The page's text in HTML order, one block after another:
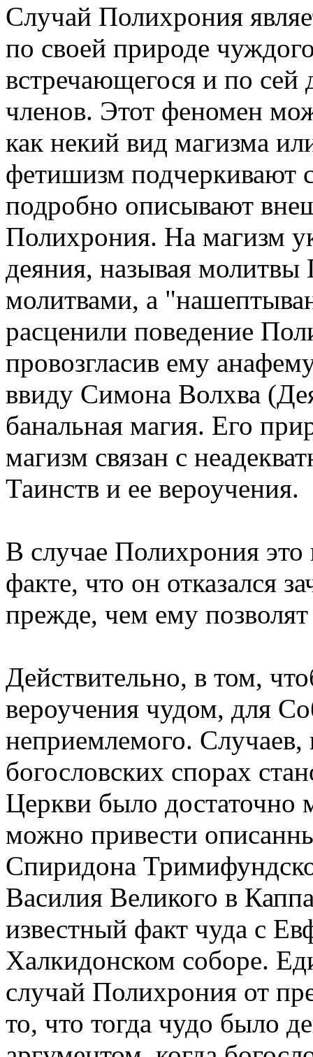
Случай Полихрония
по своей природе
встречающегося и по сей
членов. Этот феномен
как некий вид магизма
фетишизм подчеркивают
подробно описывают
Полихрония. На магизм
деяния, называя
молитвами, а
расценили поведение
провозгласив ему
ввиду Симона Волхва
банальная магия. Его
магизм связан с
Таинств и ее вероучения.
В случае Полихрония
факте, что он отказался
прежде, чем ему
Действительно, в том,
вероучения чудом, для
неприемлемого. Случаев,
богословских спорах
Церкви было достаточно
можно привести
Спиридона
Василия Великого в
известный факт чуда с
Халкидонском соборе.
случай Полихрония от
то, что тогда чудо было